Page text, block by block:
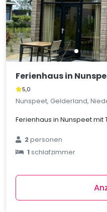
Ferienhaus in
5,0
Nunspeet, Gelderland,
Ferienhaus in Nunspeet mit
2personen
1schlafzimmer